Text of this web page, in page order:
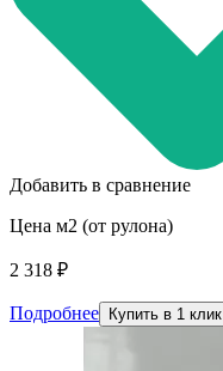
Добавить в сравнение
Цена м2 (от рулона)
2 318 ₽
Подробнее Купить в 1 клик